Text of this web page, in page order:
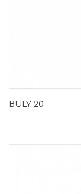
BULY 20